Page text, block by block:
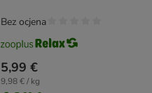
5,99 €
9,98 € / kg
Bez ocjena